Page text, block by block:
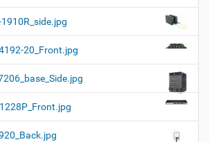
20_Front.jpg